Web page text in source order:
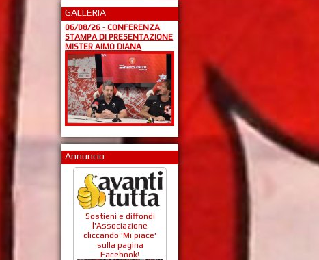
GALLERIA
06/08/26 -CONFERENZA
STAMPA DI PRESENTAZIONE
MISTER AIMO DIANA
Annuncio
Sostieni e diffondi
l'Associazione
cliccando 'Mi piace'
sulla pagina
Facebook!